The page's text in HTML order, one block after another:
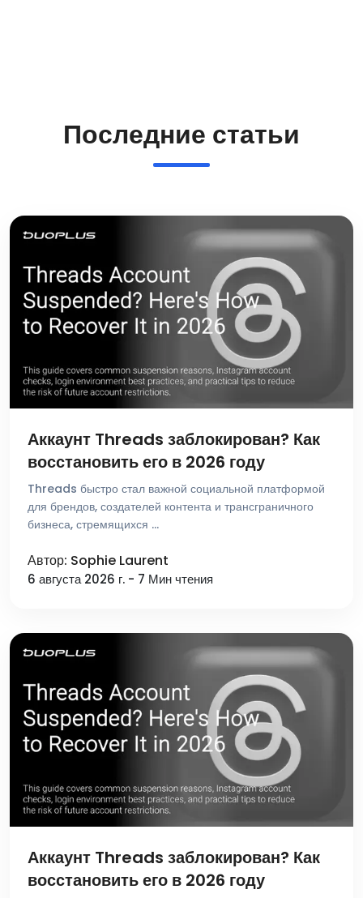
Последние статьи
Аккаунт Threads заблокирован? Как
восстановить его в 2026 году
Threads быстро стал важной социальной платформой
для брендов, создателей контента и трансграничного
бизнеса, стремящихся …
Автор: Sophie Laurent
6 августа 2026 г. - 7 Мин чтения
Аккаунт Threads заблокирован? Как
восстановить его в 2026 году